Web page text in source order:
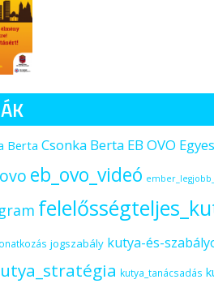
Berta Csonka Berta EB OVO
eb_ovo_videó
jogszabály kutya-és-
kutya_tanácsadás